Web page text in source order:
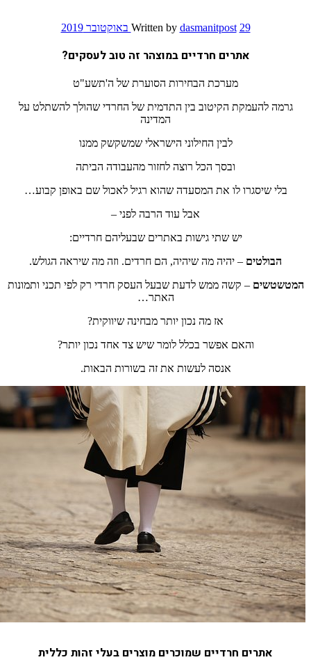
Written by dasmanitpost 29 באוקטובר 2019
אתרים חרדיים במוצהר זה טוב לעסקים?
מערכת הבחירות הסוערת של ה'תשע"ט
גרמה להעמקת הקיטוב בין התדמית של החרדי שהולך להשתלט על
המדינה
לבין החילוני הישראלי שמשקשק ממנו
ובסך הכל רוצה לחזור מהעבודה הביתה
בלי שיסגרו לו את המסעדה שהוא רגיל לאכול שם באופן קבוע…
אבל עוד הרבה לפני –
יש שתי גישות באתרים שבעליהם חרדיים:
הבולטים – יהיה מה שיהיה, הם חרדים. וזה מה שיראה הגולש.
המטשטשים – קשה ממש לדעת שבעל העסק חרדי רק לפי תכני ותמונות
האתר…
אז מה נכון יותר מבחינה שיווקית?
והאם אפשר בכלל לומר שיש צד אחד נכון יותר?
אנסה לעשות את זה בשורות הבאות.
אתרים חרדיים שמוכרים מוצרים בעלי זהות כללית